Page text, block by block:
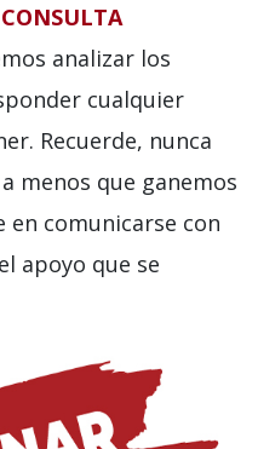
CONSULTA
analizar los
cualquier
Recuerde, nunca
menos que ganemos
en comunicarse con
apoyo que se